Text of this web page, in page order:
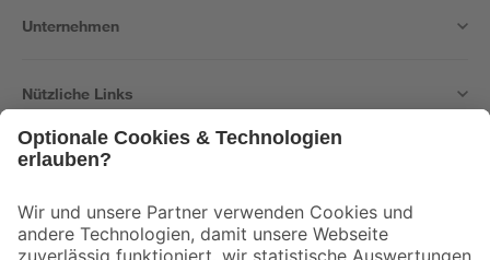
Unternehmen
Nützliche Links
Der toom Newsletter: Keine Angebote und Aktionen mehr verpassen!